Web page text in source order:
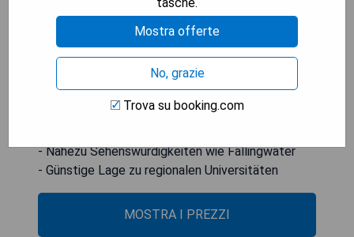
entfernt, während der nächstgelegene Flughafen
der Morgantown Municipal Airport in 47 km
Entfernung ist.
- Kostenfreies WLAN und Parken
- Sonnenterrasse für entspannte Stunden
- Nahezu Sehenswürdigkeiten wie Fallingwater
- Günstige Lage zu regionalen Universitäten
MOSTRA I PREZZI
Mostra offerte
No, grazie
Trova su booking.com